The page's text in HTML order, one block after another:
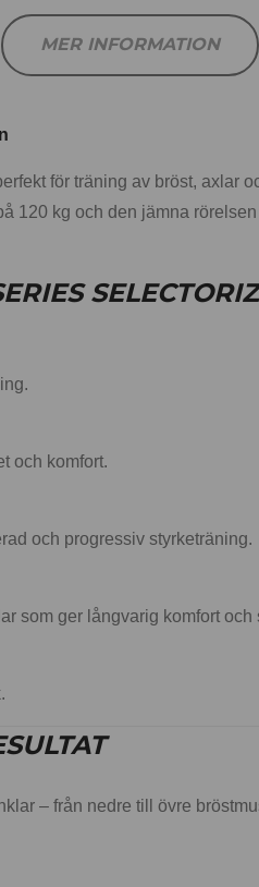
MER INFORMATION
för träning av bröst, axlar
120 kg och den jämna
och komfort.
och progressiv styrketräning.
som ger långvarig komfort och
– från nedre till övre